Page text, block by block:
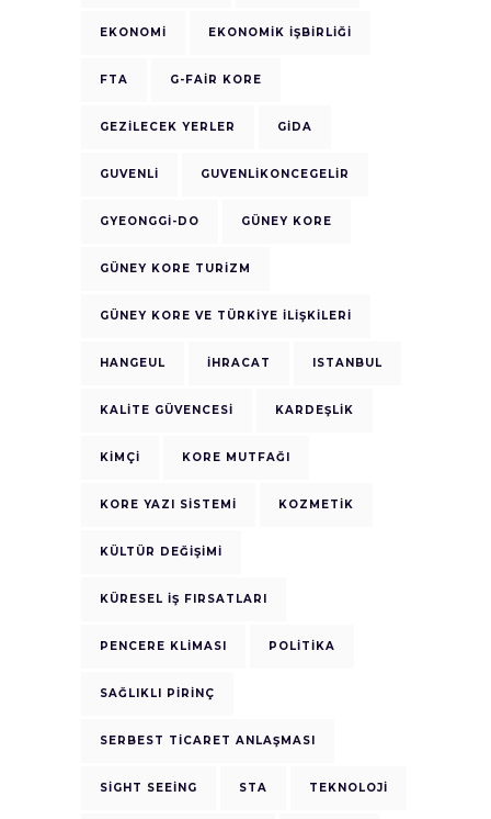
EKONOMI EKONOMIK IŞBIRLIĞI
FTA G-FAIR KORE
GEZILECEK YERLER GIDA
GUVENLI GUVENLIKONCEGELIR
GYEONGGI-DO GÜNEY KORE
GÜNEY KORE TURIZM
GÜNEY KORE VE TÜRKIYE ILIŞKILERI
HANGEUL IHRACAT ISTANBUL
KALITE GÜVENCESI KARDEŞLIK
KIMÇI KORE MUTFAĞI
KORE YAZI SISTEMI KOZMETIK
KÜLTÜR DEĞIŞIMI
KÜRESEL İŞ FIRSATLARI
PENCERE KLIMASI POLITIKA
SAĞLIKLI PIRINÇ
SERBEST TICARET ANLAŞMASI
SIGHT SEEING STA TEKNOLOJI